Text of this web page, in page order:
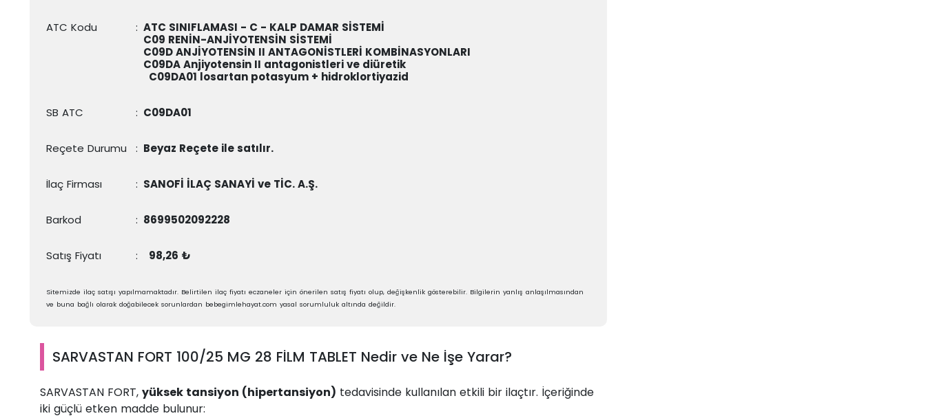
ATC Kodu : ATC SINIFLAMASI - C - KALP DAMAR SİSTEMİ
C09 RENİN-ANJİYOTENSİN SİSTEMİ
C09D ANJİYOTENSİN II ANTAGONİSTLERİ KOMBİNASYONLARI
C09DA Anjiyotensin II antagonistleri ve diüretik
C09DA01 losartan potasyum + hidroklortiyazid
SB ATC : C09DA01
Reçete Durumu : Beyaz Reçete ile satılır.
İlaç Firması : SANOFİ İLAÇ SANAYİ ve TİC. A.Ş.
Barkod : 8699502092228
Satış Fiyatı : 98,26 ₺
Sitemizde ilaç satışı yapılmamaktadır. Belirtilen ilaç fiyatı eczaneler için önerilen satış fiyatı olup, değişkenlik gösterebilir. Bilgilerin yanlış anlaşılmasından
ve buna bağlı olarak doğabilecek sorunlardan bebegimlehayat.com yasal sorumluluk altında değildir.
SARVASTAN FORT 100/25 MG 28 FİLM TABLET Nedir ve Ne İşe Yarar?
SARVASTAN FORT, yüksek tansiyon (hipertansiyon) tedavisinde kullanılan etkili bir ilaçtır. İçeriğinde
iki güçlü etken madde bulunur: